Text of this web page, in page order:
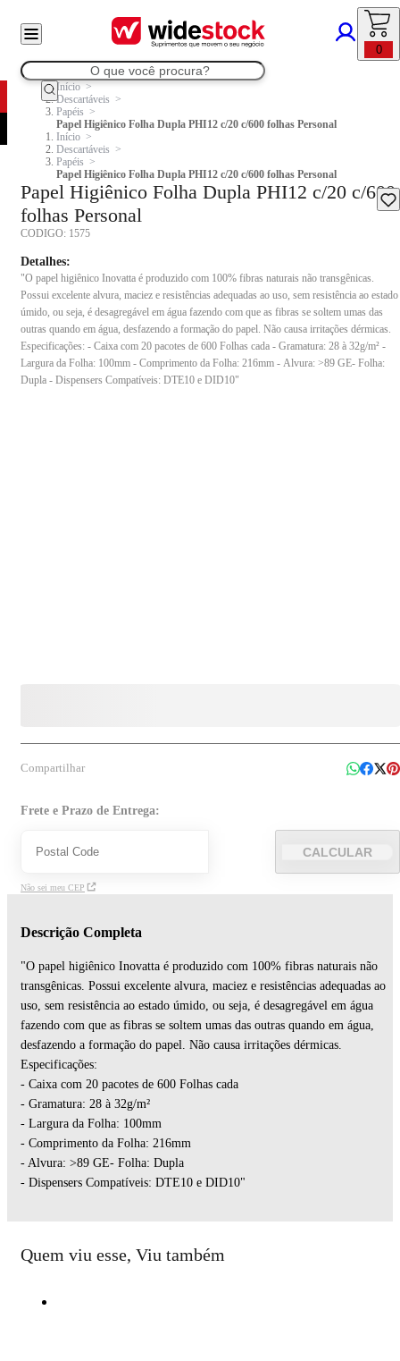
0
Início
Descartáveis
Papéis
Papel Higiênico Folha Dupla PHI12 c/20 c/600 folhas Personal
Início
Descartáveis
Papéis
Papel Higiênico Folha Dupla PHI12 c/20 c/600 folhas Personal
Papel Higiênico Folha Dupla PHI12 c/20 c/600
folhas Personal
CODIGO: 1575
Detalhes:
"O papel higiênico Inovatta é produzido com 100% fibras naturais não transgênicas.
Possui excelente alvura, maciez e resistências adequadas ao uso, sem resistência ao estado
úmido, ou seja, é desagregável em água fazendo com que as fibras se soltem umas das
outras quando em água, desfazendo a formação do papel. Não causa irritações dérmicas.
Especificações: - Caixa com 20 pacotes de 600 Folhas cada - Gramatura: 28 à 32g/m² -
Largura da Folha: 100mm - Comprimento da Folha: 216mm - Alvura: >89 GE- Folha:
Dupla - Dispensers Compatíveis: DTE10 e DID10"
Compartilhar
Frete e Prazo de Entrega:
CALCULAR
Não sei meu CEP
Descrição Completa
"O papel higiênico Inovatta é produzido com 100% fibras naturais não
transgênicas. Possui excelente alvura, maciez e resistências adequadas ao
uso, sem resistência ao estado úmido, ou seja, é desagregável em água
fazendo com que as fibras se soltem umas das outras quando em água,
desfazendo a formação do papel. Não causa irritações dérmicas.
Especificações:
- Caixa com 20 pacotes de 600 Folhas cada
- Gramatura: 28 à 32g/m²
- Largura da Folha: 100mm
- Comprimento da Folha: 216mm
- Alvura: >89 GE- Folha: Dupla
- Dispensers Compatíveis: DTE10 e DID10"
Quem viu esse, Viu também